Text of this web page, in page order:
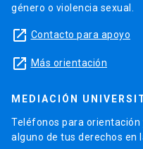
género o violencia sexual.
launch Contacto para apoyo
launch Más orientación
MEDIACIÓN
Teléfonos para orientación
alguno de tus derechos en